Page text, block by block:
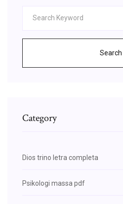
Search
Category
Dios trino letra completa
Psikologi massa pdf